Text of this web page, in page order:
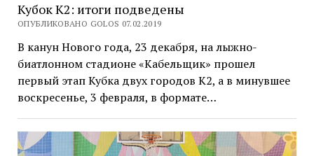
Кубок К2: итоги подведены
ОПУБЛИКОВАНО GOLOS 07.02.2019
В канун Нового года, 23 декабря, на лыжно-
биатлонном стадионе «Кабельщик» прошел
первый этап Кубка двух городов К2, а в минувшее
воскресенье, 3 февраля, в формате…